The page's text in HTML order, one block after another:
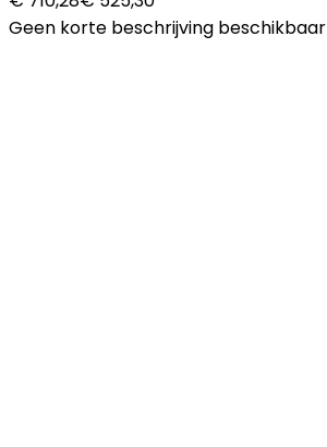
Geen korte beschrijving beschikbaar